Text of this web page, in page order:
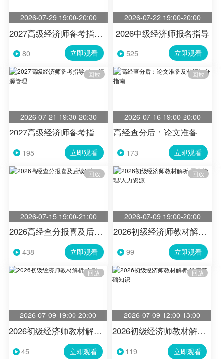
2026-07-29 19:00-20:00
2027高级经济师备考指导-建筑与房地产
80 立即观看
2026-07-22 19:00-20:00
2026中级经济师报名指导
525 立即观看
2026-07-21 19:30-20:30
回放
2027高级经济师备考指导-人力资源管理
195 立即观看
2026-07-16 19:00-20:00
回放
高经查分后：论文准备及业绩加分指南
173 立即观看
2026-07-15 19:00-21:00
回放
2026高经查分报喜及后续须知
438 立即观看
2026-07-09 19:00-20:00
回放
2026初级经济师教材解析-工商管理/人力资源
99 立即观看
2026-07-09 19:00-20:00
回放
2026初级经济师教材解析-金融
45 立即观看
2026-07-09 12:00-13:00
回放
2026初级经济师教材解析-经济基础知识
119 立即观看